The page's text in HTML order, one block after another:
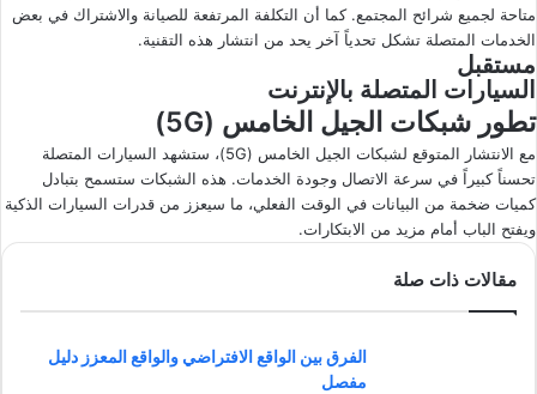
متاحة لجميع شرائح المجتمع. كما أن التكلفة المرتفعة للصيانة والاشتراك في بعض
الخدمات المتصلة تشكل تحدياً آخر يحد من انتشار هذه التقنية.
مستقبل
السيارات المتصلة بالإنترنت
تطور شبكات الجيل الخامس (5G)
مع الانتشار المتوقع لشبكات الجيل الخامس (5G)، ستشهد السيارات المتصلة
تحسناً كبيراً في سرعة الاتصال وجودة الخدمات. هذه الشبكات ستسمح بتبادل
كميات ضخمة من البيانات في الوقت الفعلي، ما سيعزز من قدرات السيارات الذكية
ويفتح الباب أمام مزيد من الابتكارات.
مقالات ذات صلة
الفرق بين الواقع الافتراضي والواقع المعزز دليل
مفصل